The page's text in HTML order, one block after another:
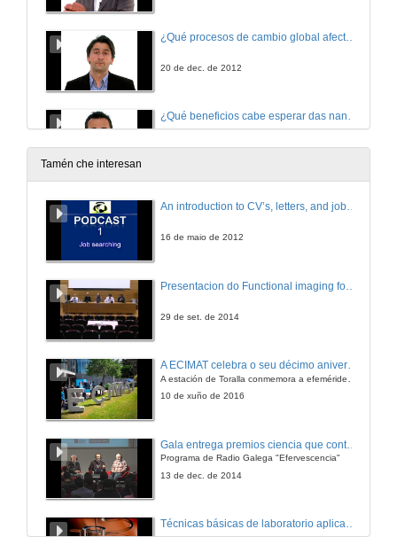
20 de dec. de 2012
¿Qué beneficios cabe esperar das nanotecnoloxías para consumidores e sociedade?
20 de dec. de 2012
20 de dec. de 2012
20 de dec. de 2012
Tamén che interesan
An introduction to CV’s, letters, and job searching
16 de maio de 2012
29 de set. de 2014
A ECIMAT celebra o seu décimo aniversario
10 de xuño de 2016
Programa de Radio Galega "Efervescencia"
13 de dec. de 2014
Técnicas básicas de laboratorio aplicadas á bioloxía